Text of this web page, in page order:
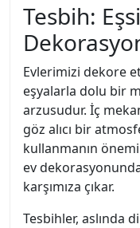
Tesbih:
Evlerimizi dekore
eşyalarla dolu bir
arzusudur. İç
göz alıcı bir
kullanmanın
ev
karşımıza çıkar.
Tesbihler, aslında